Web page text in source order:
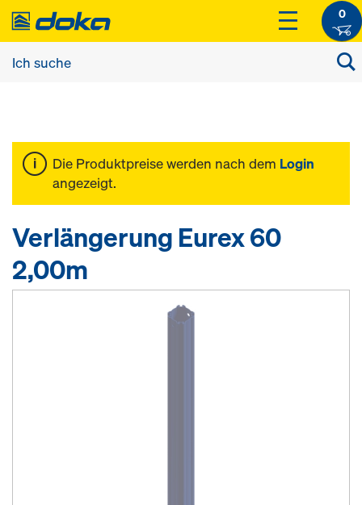
0
Die Produktpreise werden nach dem Login
angezeigt.
Verlängerung Eurex 60
2,00m